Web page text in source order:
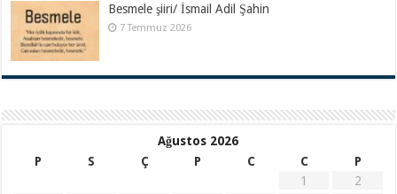
Besmele şiiri/ İsmail Adil Şahin
7 Temmuz 2026
Ağustos 2026
P
S Ç P C C
P
1
2